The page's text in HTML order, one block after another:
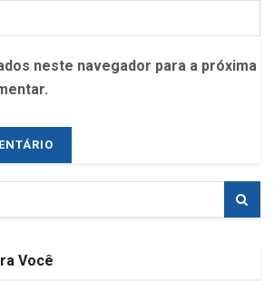
neste navegador para a próxima
Você